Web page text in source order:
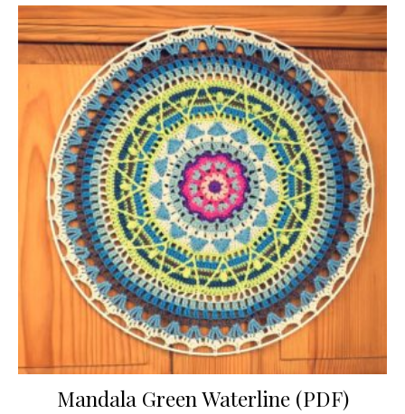
Mandala Green Waterline (PDF)